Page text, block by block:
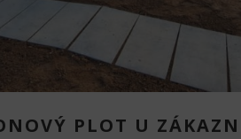
PLOT U